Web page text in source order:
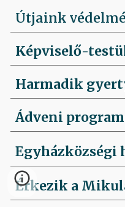
Útjaink
Képviselő-
Harmadik
Ádveni
Érkezik a